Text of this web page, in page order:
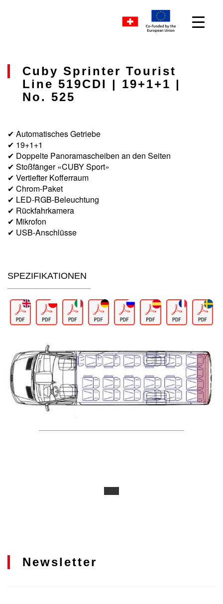
Cuby Sprinter Tourist
Line 519CDI | 19+1+1 |
No. 525
✔ Automatisches Getriebe
✔ 19+1+1
✔ Doppelte Panoramascheiben an den Seiten
✔ Stoßfänger «CUBY Sport»
✔ Vertiefter Kofferraum
✔ Chrom-Paket
✔ LED-RGB-Beleuchtung
✔ Rückfahrkamera
✔ Mikrofon
✔ USB-Anschlüsse
SPEZIFIKATIONEN
Newsletter